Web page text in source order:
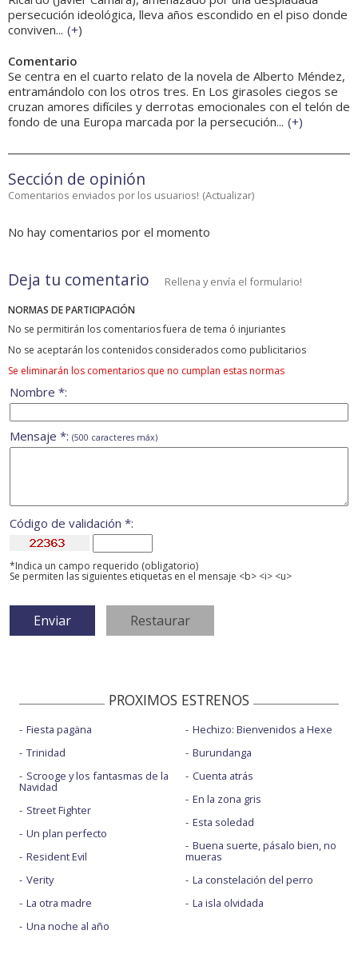
persecución ideológica, lleva años escondido en el piso donde
conviven... (+)
Comentario
Se centra en el cuarto relato de la novela de Alberto Méndez,
entramándolo con los otros tres. En Los girasoles ciegos se
cruzan amores difíciles y derrotas emocionales con el telón de
fondo de una Europa marcada por la persecución... (+)
Sección de opinión
Comentarios enviados por los usuarios! (Actualizar)
No hay comentarios por el momento
Deja tu comentario Rellena y envía el formulario!
NORMAS DE PARTICIPACIÓN
No se permitirán los comentarios fuera de tema ó injuriantes
No se aceptarán los contenidos considerados como publicitarios
Se eliminarán los comentarios que no cumplan estas normas
Nombre *:
Mensaje *: (500 caracteres máx)
Código de validación *:
*Indica un campo requerido (obligatorio)
Se permiten las siguientes etiquetas en el mensaje <b> <i> <u>
PROXIMOS ESTRENOS
Fiesta pagäna
Trinidad
Scrooge y los fantasmas de la
Navidad
Street Fighter
Un plan perfecto
Resident Evil
Verity
La otra madre
Una noche al año
Hechizo: Bienvenidos a Hexe
Burundanga
Cuenta atrás
En la zona gris
Esta soledad
Buena suerte, pásalo bien, no
mueras
La constelación del perro
La isla olvidada